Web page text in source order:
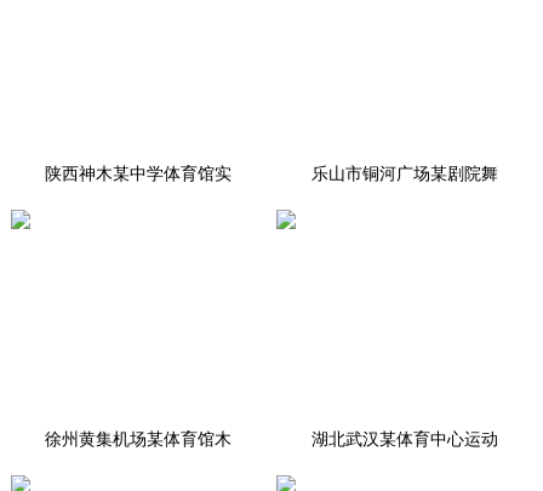
陕西神木某中学体育馆实 乐山市铜河广场某剧院舞
徐州黄集机场某体育馆木 湖北武汉某体育中心运动